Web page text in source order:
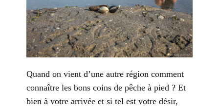
Quand on vient d’une autre région comment
connaître les bons coins de pêche à pied ? Et
bien à votre arrivée et si tel est votre désir,